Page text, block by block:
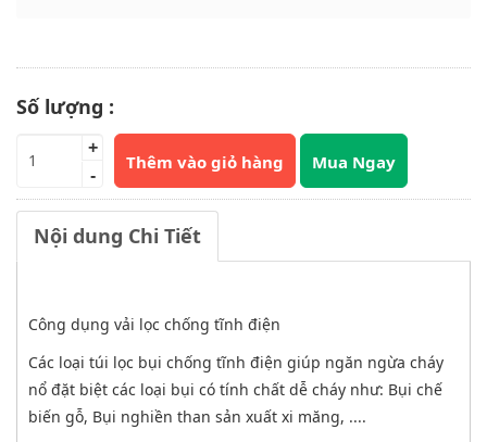
Số lượng :
+
-
Thêm vào giỏ hàng Mua Ngay
Nội dung Chi Tiết
Công dụng vải lọc chống tĩnh điện
Các loại túi lọc bụi chống tĩnh điện giúp ngăn ngừa cháy
nổ đặt biệt các loại bụi có tính chất dễ cháy như: Bụi chế
biến gỗ, Bụi nghiền than sản xuất xi măng, ....